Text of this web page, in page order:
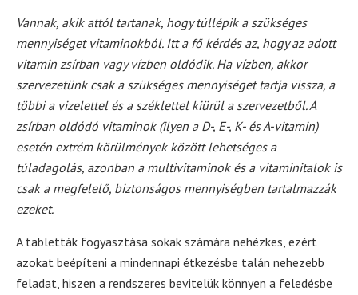
Vannak, akik attól tartanak, hogy túllépik a szükséges
mennyiséget vitaminokból. Itt a fő kérdés az, hogy az adott
vitamin zsírban vagy vízben oldódik. Ha vízben, akkor
szervezetünk csak a szükséges mennyiséget tartja vissza, a
többi a vizelettel és a széklettel kiürül a szervezetből. A
zsírban oldódó vitaminok (ilyen a D-, E-, K- és A-vitamin)
esetén extrém körülmények között lehetséges a
túladagolás, azonban a multivitaminok és a vitaminitalok is
csak a megfelelő, biztonságos mennyiségben tartalmazzák
ezeket.
A tabletták fogyasztása sokak számára nehézkes, ezért
azokat beépíteni a mindennapi étkezésbe talán nehezebb
feladat, hiszen a rendszeres bevitelük könnyen a feledésbe